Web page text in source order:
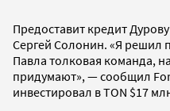
Предоставит кредит
Сергей Солонин. «Я решил
Павла толковая команда,
придумают», — сообщил
инвестировал в TON $17